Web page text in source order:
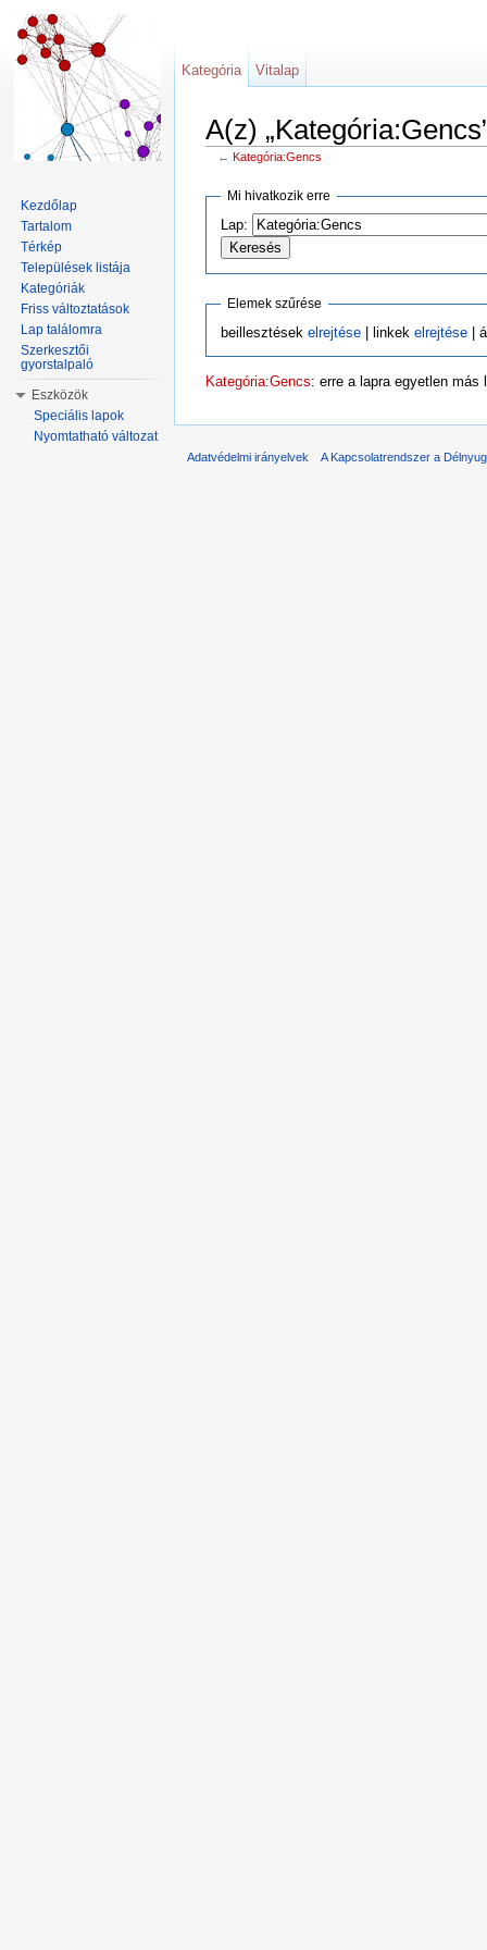
A(z)
← Kategória:Gencs
Mi hivatkozik erre
Lap:
Elemek szűrése
beillesztések elrejtése| linkek elrejtése|
Kategória:Gencs: erre a lapra egyetlen
Kategória Vitalap
Kezdőlap
Tartalom
Térkép
Települések listája
Kategóriák
Friss változtatások
Lap találomra
Szerkesztői
gyorstalpaló
Eszközök
Speciális lapok
Nyomtatható változat
Adatvédelmi irányelvek A Kapcsolatrendszer a